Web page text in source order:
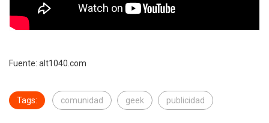
Fuente: alt1040.com
Tags: comunidad geek publicidad